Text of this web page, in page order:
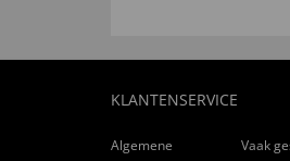
KLANTENSERVICE
Algemene
Vaak